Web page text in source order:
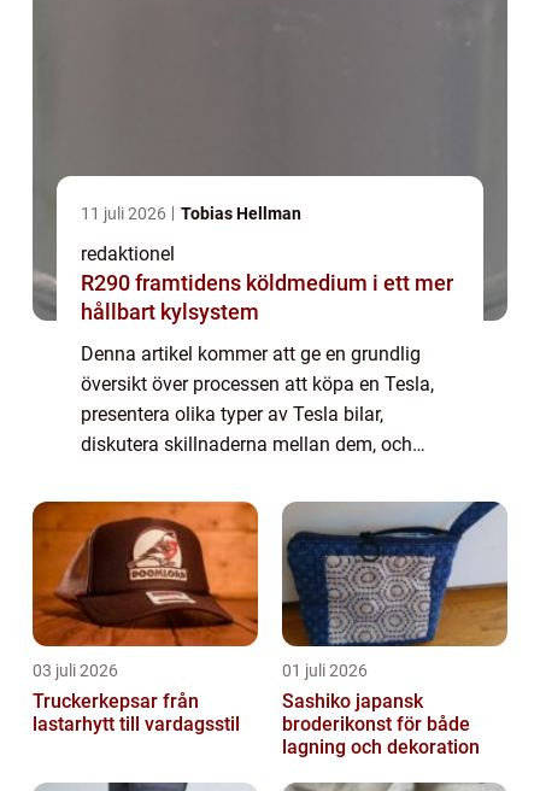
11 juli 2026 Tobias Hellman
redaktionel
R290 framtidens köldmedium i ett mer
hållbart kylsystem
Denna artikel kommer att ge en grundlig
översikt över processen att köpa en Tesla,
presentera olika typer av Tesla bilar,
diskutera skillnaderna mellan dem, och
nackdelarna med att köpa en Tesla. Översikt
över att...
03 juli 2026
Truckerkepsar från
lastarhytt till vardagsstil
01 juli 2026
Sashiko japansk
broderikonst för både
lagning och dekoration